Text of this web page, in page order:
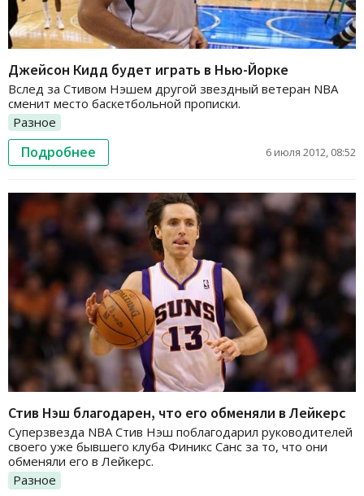
Джейсон Кидд будет играть в Нью-Йорке
Вслед за Стивом Нэшем другой звездный ветеран NBA
сменит место баскетбольной прописки.
Разное
Подробнее 6 июля 2012, 08:52
Стив Нэш благодарен, что его обменяли в Лейкерс
Суперзвезда NBA Стив Нэш поблагодарил руководителей
своего уже бывшего клуба Финикс Санс за то, что они
обменяли его в Лейкерс.
Разное